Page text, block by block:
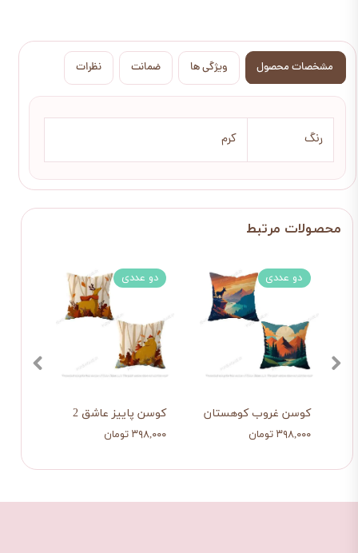
مشخصات محصول ویژگی ها ضمانت نظرات
رنگ کرم
کوسن پاییز عاشق 2
۳۹۸,۰۰۰ تومان
دو عددی
کوسن غروب کوهستان
۳۹۸,۰۰۰ تومان
دو عددی